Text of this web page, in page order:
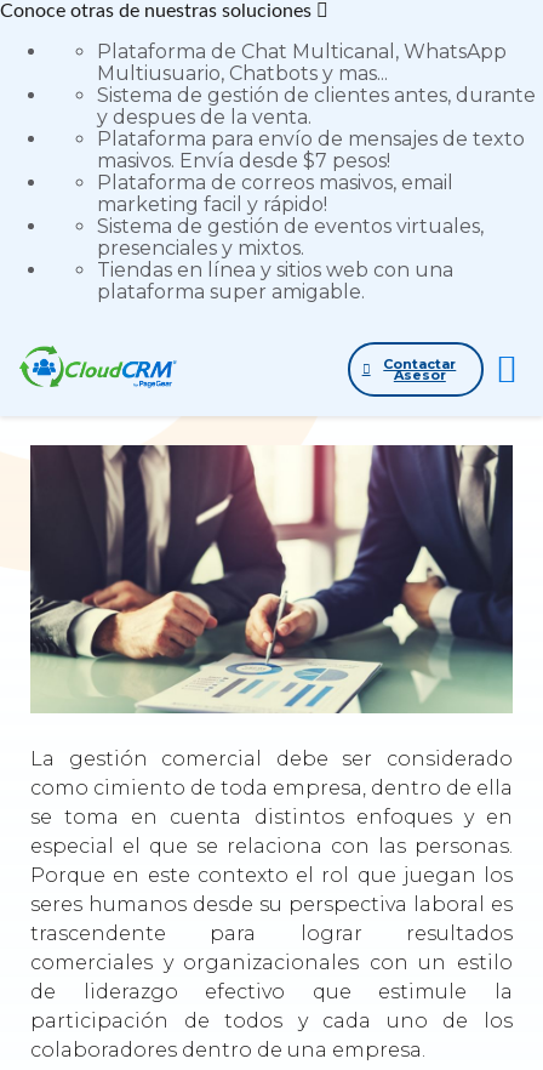
Conoce otras de nuestras soluciones
Plataforma de Chat Multicanal, WhatsApp
Multiusuario, Chatbots y mas...
Sistema de gestión de clientes antes, durante
y despues de la venta.
Plataforma para envío de mensajes de texto
masivos. Envía desde $7 pesos!
Plataforma de correos masivos, email
marketing facil y rápido!
Sistema de gestión de eventos virtuales,
presenciales y mixtos.
Tiendas en línea y sitios web con una
plataforma super amigable.
Contactar
Asesor
Volver al blog
Sin categorizar
¿Qué es gestión
comercial?
2 min de lectura
La gestión comercial debe ser considerado
como cimiento de toda empresa, dentro de ella
se toma en cuenta distintos enfoques y en
especial el que se relaciona con las personas.
Porque en este contexto el rol que juegan los
seres humanos desde su perspectiva laboral es
trascendente para lograr resultados
comerciales y organizacionales con un estilo
de liderazgo efectivo que estimule la
participación de todos y cada uno de los
colaboradores dentro de una empresa.